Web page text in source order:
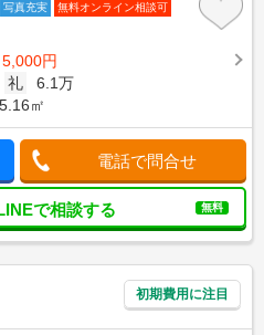
写真充実 無料オンライン相談可
円
礼
6.1万
㎡
電話で問合せ
で相談する 無料
初期費用に注目